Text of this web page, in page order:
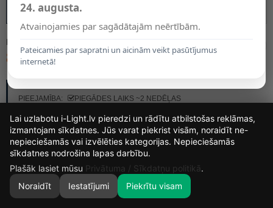
0
MODELIS:
8.55€
PIEEJAMĪBA:
PIEGĀDES LAIKS ~2 NEDĒĻAS
24. augusta.
Atvainojamies par sagādātajām neērtībām.
Pateicamies par sapratni un aicinām veikt pasūtījumus
internetā!
14
DIENAS
19
STUNDAS
52
MIN.
3
Lai uzlabotu i-Light.lv pieredzi un rādītu atbilstošas reklāmas,
izmantojam sīkdatnes. Jūs varat piekrist visām, noraidīt ne-
nepieciešamās vai izvēlēties kategorijas. Nepieciešamās
sīkdatnes nodrošina lapas darbību.
Plašāk lasiet mūsu Privātuma / Sīkdatņu politikā.
Noraidīt
Iestatījumi Piekrītu visam